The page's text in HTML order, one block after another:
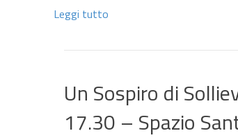
Leggi tutto
Un Sospiro di
17.30 – Spazio